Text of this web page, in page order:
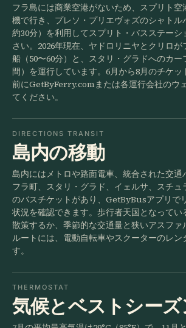
フラ島には商業空港がないため、スプリト空
機で行き、プレソ・プリエヴォズのシャトル
約30分）を利用してスプリト・バスステー
さい。2026年現在、ヤドロリニヤとクリロ
船（50〜60分）と、スタリ・グラドへのカー
間）を運行しています。6月から8月のチケ
前にGetByFerry.comまたは各運行会社のウ
てください。
DIRECTIONS TRANSIT
島内の移動
島内にはメトロや路面電車、統合された交通
フラ町、スタリ・グラド、イェルサ、スチュ
のバスチケットがあり、GetByBusアプリで
状況を確認できます。歩行者天国となってい
散策するか、季節的な交通量と狭いアスフ
ルートには、電動自転車やスクーターのレ
す。
THERMOSTAT
気候とベストシーズ